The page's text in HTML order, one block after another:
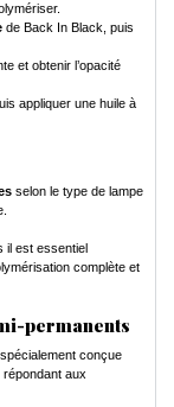
de Back In Black, puis
et obtenir l’opacité
appliquer une huile à
selon le type de lampe
il est essentiel
complète et
permanents
conçue
répondant aux